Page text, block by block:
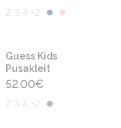
2 3 4 +2
Guess Kids
Pusakleit
52.00€
2 3 4 +2